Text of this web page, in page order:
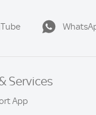
Services
App